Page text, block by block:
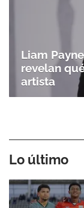
Liam
revelan
artista
Lo último